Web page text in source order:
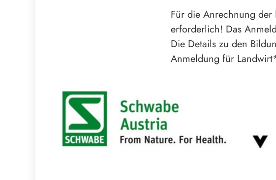
Für die Anrechnung der
erforderlich! Das
Die Details zu den
Anmeldung für